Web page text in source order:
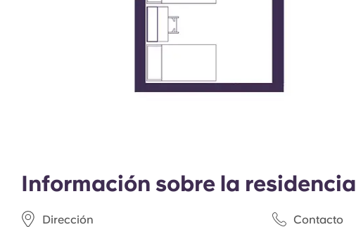
Información sobre la residencia
Dirección Contacto